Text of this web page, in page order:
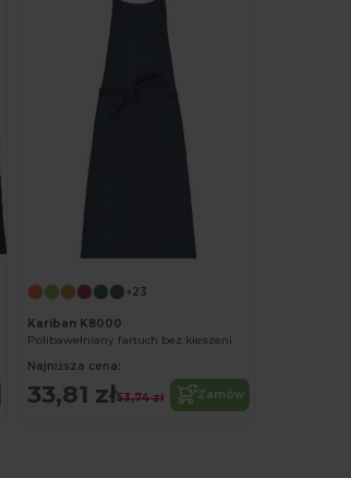
+23
Kariban K8000
Polibawełniany fartuch bez kieszeni
Najniższa cena:
33,81 zł53,74 zł Zamów